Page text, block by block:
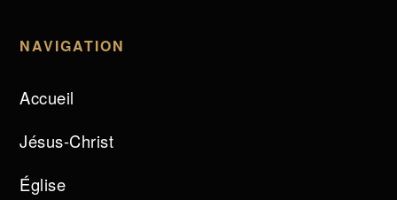
NAVIGATION
Accueil
Jésus-Christ
Église